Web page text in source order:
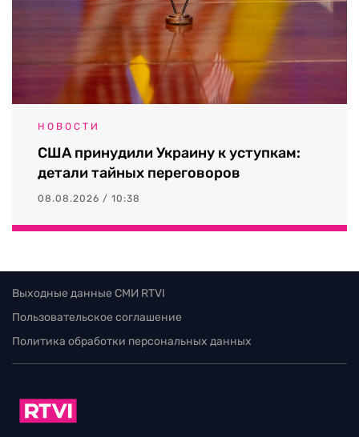
НОВОСТИ
США принудили Украину к уступкам:
детали тайных переговоров
08.08.2026 / 10:38
Выходные данные СМИ RTVI
Пользовательское соглашение
Политика обработки персональных данных